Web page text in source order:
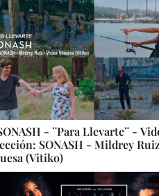
- ¨Para Llevarte¨ - Videoclip -
SONASH - Mildrey
(Vitiko)